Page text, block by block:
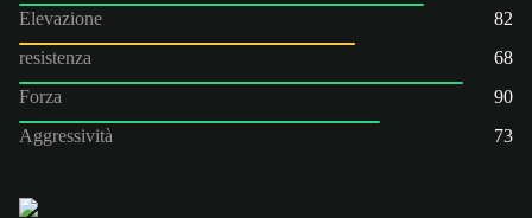
Elevazione
82
resistenza
68
Forza
90
Aggressività
73